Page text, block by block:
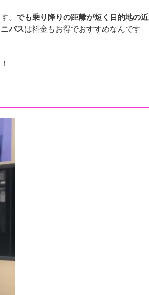
。 でも乗り降りの距離が短く目的地の近
バスは料金もお得でおすすめなんです